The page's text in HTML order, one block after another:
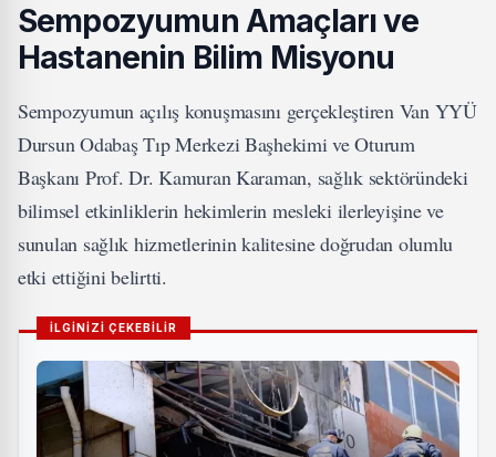
Sempozyumun Amaçları ve
Hastanenin Bilim Misyonu
Sempozyumun açılış konuşmasını gerçekleştiren Van YYÜ
Dursun Odabaş Tıp Merkezi Başhekimi ve Oturum
Başkanı Prof. Dr. Kamuran Karaman, sağlık sektöründeki
bilimsel etkinliklerin hekimlerin mesleki ilerleyişine ve
sunulan sağlık hizmetlerinin kalitesine doğrudan olumlu
etki ettiğini belirtti.
İLGİNİZİ ÇEKEBİLİR